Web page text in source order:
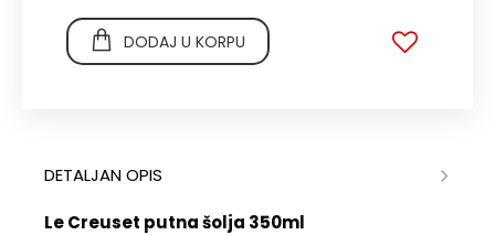
DODAJ U KORPU
DETALJAN OPIS
Le Creuset putna šolja 350ml